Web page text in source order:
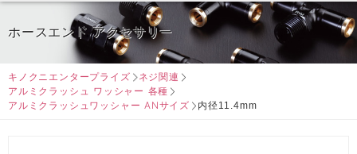
ホースエンド アクセサリー
キノクニエンタープライズ
ネジ関連
アルミクラッシュ ワッシャー 各種
アルミクラッシュワッシャー ANサイズ
内径11.4mm